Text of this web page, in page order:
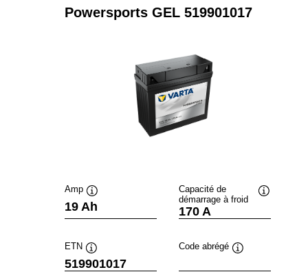
Powersports GEL 519901017
Amp
Infobulle
19 Ah
Capacité de
démarrage à froid
170 A
ETN
Infobulle
519901017
Code abrégé